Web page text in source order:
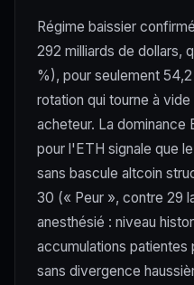
Régime baissier
292 milliards de dollars,
%), pour seulement
rotation qui tourne à
acheteur. La dominance
pour l'ETH signale que
sans bascule altcoin
30 (« Peur », contre 29
anesthésié : niveau
accumulations patientes
sans divergence